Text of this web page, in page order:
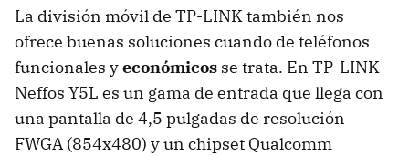
La división móvil de TP-LINK también nos
ofrece buenas soluciones cuando de teléfonos
funcionales yeconómicos se trata. En TP-LINK
Neffos Y5L es un gama de entrada que llega con
una pantalla de 4,5 pulgadas de resolución
FWGA (854x480) y un chipset Qualcomm